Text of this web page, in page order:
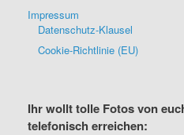
Impressum
Datenschutz-Klausel
Cookie-Richtlinie (EU)
Ihr wollt tolle Fotos von
telefonisch erreichen: